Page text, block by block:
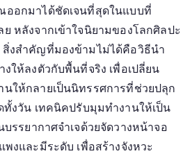
อกมาได้ชัดเจนที่สุดในแบบที่
หลังจากเข้าใจนิยามของโลกศิลปะ
สิ่งสำคัญที่มองข้ามไม่ได้คือวิธีนำ
ให้ลงตัวกับพื้นที่จริง เพื่อเปลี่ยน
นให้กลายเป็นนิทรรศการที่ช่วยปลุก
ทั้งวัน เทคนิคปรับมุมทำงานให้เป็น
บรรยากาศจำเจด้วยจัดวางหน้าจอ
งและมีระดับ เพื่อสร้างจังหวะ